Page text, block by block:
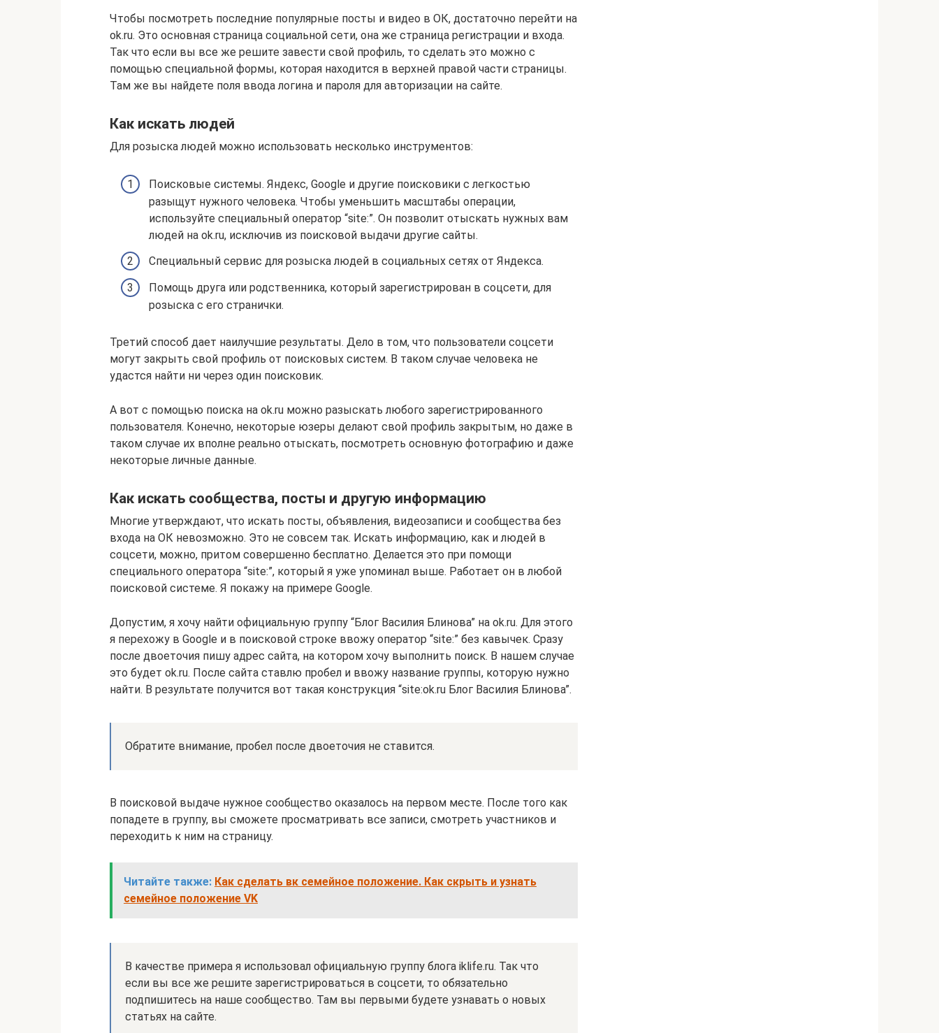
Чтобы посмотреть последние популярные посты и видео в ОК, достаточно перейти на
ok.ru. Это основная страница социальной сети, она же страница регистрации и входа.
Так что если вы все же решите завести свой профиль, то сделать это можно с
помощью специальной формы, которая находится в верхней правой части страницы.
Там же вы найдете поля ввода логина и пароля для авторизации на сайте.
Как искать людей
Для розыска людей можно использовать несколько инструментов:
Поисковые системы. Яндекс, Google и другие поисковики с легкостью
разыщут нужного человека. Чтобы уменьшить масштабы операции,
используйте специальный оператор “site:”. Он позволит отыскать нужных вам
людей на ok.ru, исключив из поисковой выдачи другие сайты.
Специальный сервис для розыска людей в социальных сетях от Яндекса.
Помощь друга или родственника, который зарегистрирован в соцсети, для
розыска с его странички.
Третий способ дает наилучшие результаты. Дело в том, что пользователи соцсети
могут закрыть свой профиль от поисковых систем. В таком случае человека не
удастся найти ни через один поисковик.
А вот с помощью поиска на ok.ru можно разыскать любого зарегистрированного
пользователя. Конечно, некоторые юзеры делают свой профиль закрытым, но даже в
таком случае их вполне реально отыскать, посмотреть основную фотографию и даже
некоторые личные данные.
Как искать сообщества, посты и другую информацию
Многие утверждают, что искать посты, объявления, видеозаписи и сообщества без
входа на ОК невозможно. Это не совсем так. Искать информацию, как и людей в
соцсети, можно, притом совершенно бесплатно. Делается это при помощи
специального оператора “site:”, который я уже упоминал выше. Работает он в любой
поисковой системе. Я покажу на примере Google.
Допустим, я хочу найти официальную группу “Блог Василия Блинова” на ok.ru. Для этого
я перехожу в Google и в поисковой строке ввожу оператор “site:” без кавычек. Сразу
после двоеточия пишу адрес сайта, на котором хочу выполнить поиск. В нашем случае
это будет ok.ru. После сайта ставлю пробел и ввожу название группы, которую нужно
найти. В результате получится вот такая конструкция “site:ok.ru Блог Василия Блинова”.
Обратите внимание, пробел после двоеточия не ставится.
В поисковой выдаче нужное сообщество оказалось на первом месте. После того как
попадете в группу, вы сможете просматривать все записи, смотреть участников и
переходить к ним на страницу.
Читайте также: Как сделать вк семейное положение. Как скрыть и узнать
семейное положение VK
В качестве примера я использовал официальную группу блога iklife.ru. Так что
если вы все же решите зарегистрироваться в соцсети, то обязательно
подпишитесь на наше сообщество. Там вы первыми будете узнавать о новых
статьях на сайте.